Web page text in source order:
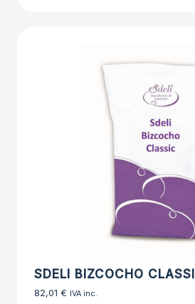
SDELI BIZCOCHO
82,01 € IVA inc.